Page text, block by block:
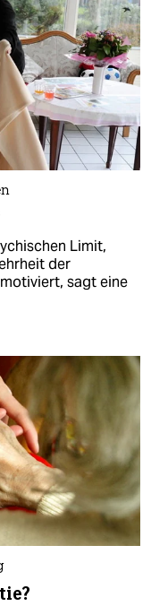
Limit,
der
sagt eine